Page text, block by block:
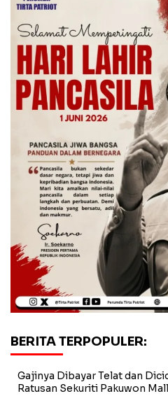
BERITA TERPOPULER:
Gajinya Dibayar Telat dan
Ratusan Sekuriti Pakuwon